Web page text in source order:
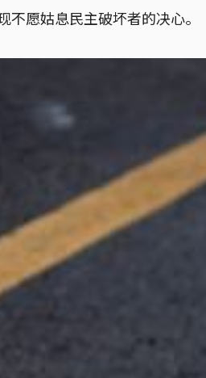
不愿姑息民主破坏者的决心。